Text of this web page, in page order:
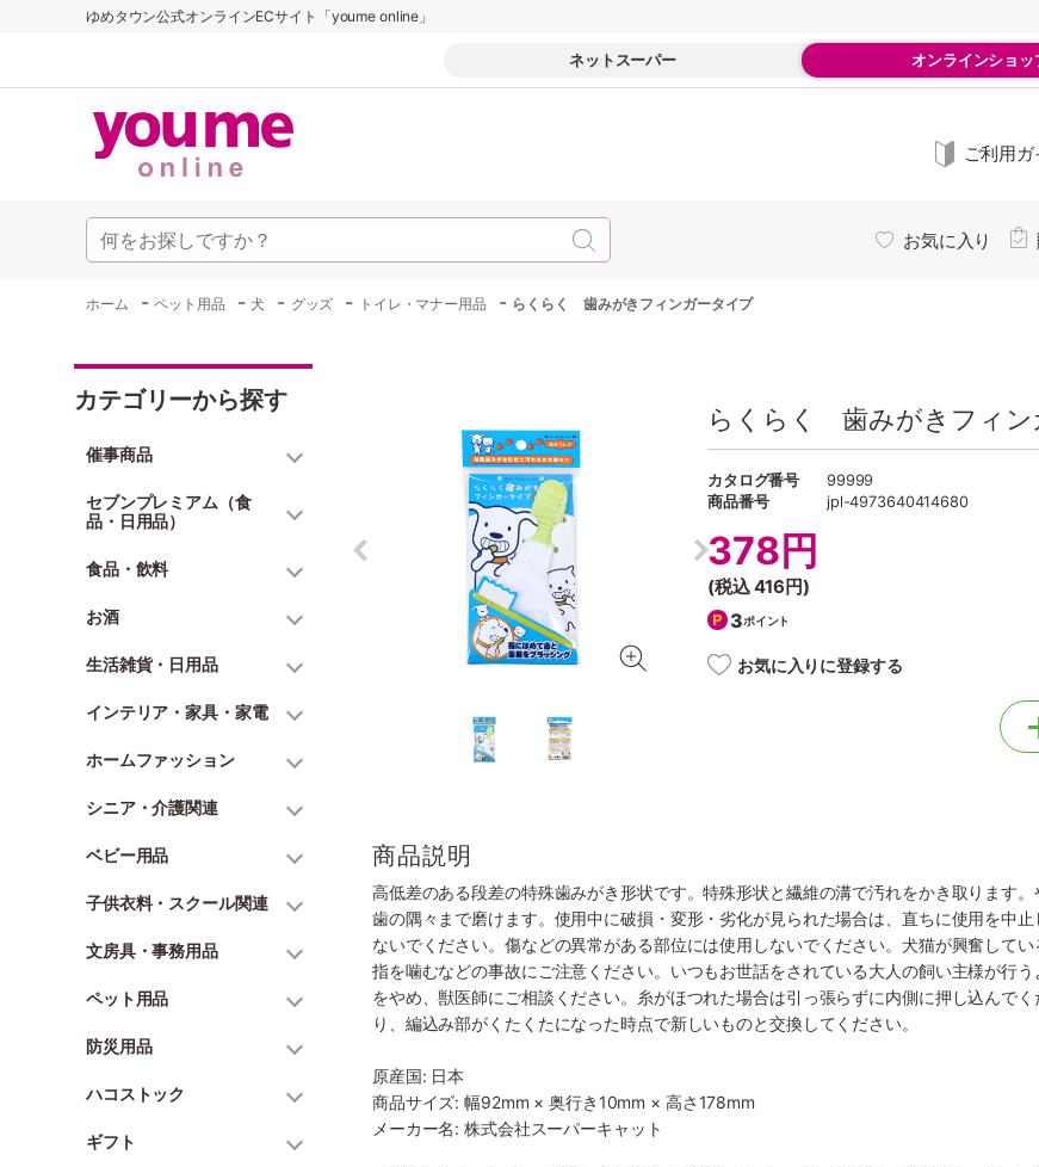
ゆめタウン公式オンラインECサイト「youme online」
ネットスーパー オンラインショッ
ご利用ガ
お気に入り
ホーム -ペット用品 -犬 - グッズ - トイレ・マナー用品 - らくらく 歯みがきフィンガータイプ
カテゴリーから探す
催事商品
セブンプレミアム（食
品・日用品）
食品・飲料
お酒
生活雑貨・日用品
インテリア・家具・家電
ホームファッション
シニア・介護関連
ベビー用品
子供衣料・スクール関連
文房具・事務用品
ペット用品
防災用品
ハコストック
ギフト
らくらく 歯みがきフィン
カタログ番号
99999
商品番号
jpl-4973640414680
378円
(税込416円)
3ポイント
お気に入りに登録する
商品説明
高低差のある段差の特殊歯みがき形状です。特殊形状と繊維の溝で汚れをかき取ります
歯の隅々まで磨けます。使用中に破損・変形・劣化が見られた場合は、直ちに使用を中
ないでください。傷などの異常がある部位には使用しないでください。犬猫が興奮して
指を噛むなどの事故にご注意ください。いつもお世話をされている大人の飼い主様が行
をやめ、獣医師にご相談ください。糸がほつれた場合は引っ張らずに内側に押し込んで
り、編込み部がくたくたになった時点で新しいものと交換してください。
原産国: 日本
商品サイズ: 幅92mm × 奥行き10mm × 高さ178mm
メーカー名: 株式会社スーパーキャット